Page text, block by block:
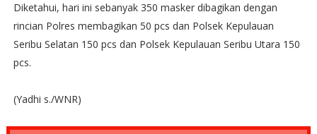
Diketahui, hari ini sebanyak 350 masker dibagikan dengan
rincian Polres membagikan 50 pcs dan Polsek Kepulauan
Seribu Selatan 150 pcs dan Polsek Kepulauan Seribu Utara 150
pcs.
(Yadhi s./WNR)